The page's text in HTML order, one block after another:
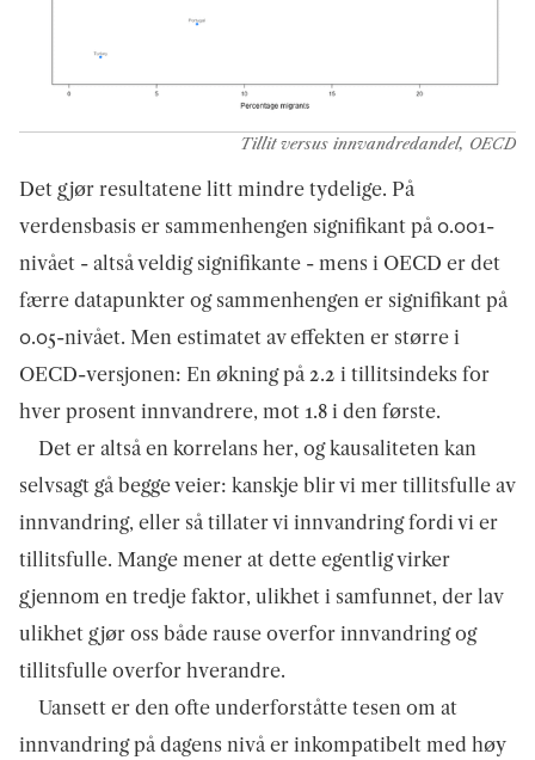
Tillit versus innvandredandel, OECD
Det gjør resultatene litt mindre tydelige. På
verdensbasis er sammenhengen signifikant på 0.001-
nivået - altså veldig signifikante - mens i OECD er det
færre datapunkter og sammenhengen er signifikant på
0.05-nivået. Men estimatet av effekten er større i
OECD-versjonen: En økning på 2.2 i tillitsindeks for
hver prosent innvandrere, mot 1.8 i den første.
Det er altså en korrelans her, og kausaliteten kan
selvsagt gå begge veier: kanskje blir vi mer tillitsfulle av
innvandring, eller så tillater vi innvandring fordi vi er
tillitsfulle. Mange mener at dette egentlig virker
gjennom en tredje faktor, ulikhet i samfunnet, der lav
ulikhet gjør oss både rause overfor innvandring og
tillitsfulle overfor hverandre.
Uansett er den ofte underforståtte tesen om at
innvandring på dagens nivå er inkompatibelt med høy